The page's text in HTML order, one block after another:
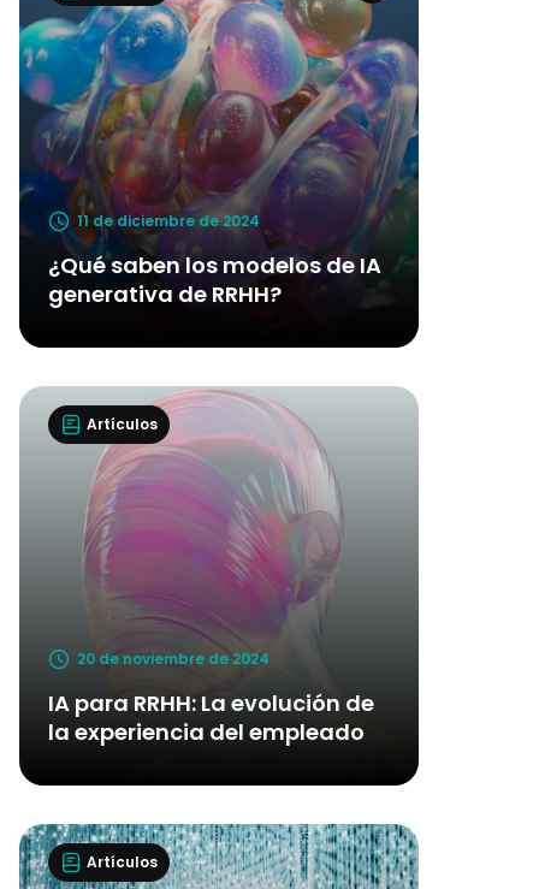
11 de diciembre de 2024
¿Qué saben los modelos de IA
generativa de RRHH?
Artículos
20 de noviembre de 2024
IA para RRHH: La evolución de
la experiencia del empleado
Artículos